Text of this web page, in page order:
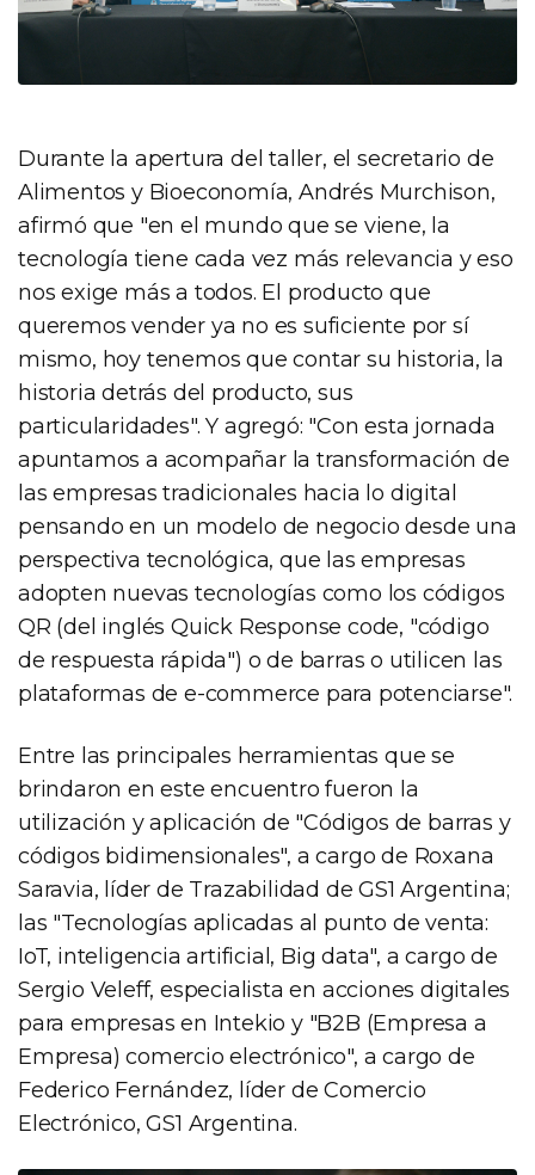
Durante la apertura del taller, el secretario de
Alimentos y Bioeconomía, Andrés Murchison,
afirmó que "en el mundo que se viene, la
tecnología tiene cada vez más relevancia y eso
nos exige más a todos. El producto que
queremos vender ya no es suficiente por sí
mismo, hoy tenemos que contar su historia, la
historia detrás del producto, sus
particularidades". Y agregó: "Con esta jornada
apuntamos a acompañar la transformación de
las empresas tradicionales hacia lo digital
pensando en un modelo de negocio desde una
perspectiva tecnológica, que las empresas
adopten nuevas tecnologías como los códigos
QR (del inglés Quick Response code, "código
de respuesta rápida") o de barras o utilicen las
plataformas de e-commerce para potenciarse".
Entre las principales herramientas que se
brindaron en este encuentro fueron la
utilización y aplicación de "Códigos de barras y
códigos bidimensionales", a cargo de Roxana
Saravia, líder de Trazabilidad de GS1 Argentina;
las "Tecnologías aplicadas al punto de venta:
IoT, inteligencia artificial, Big data", a cargo de
Sergio Veleff, especialista en acciones digitales
para empresas en Intekio y "B2B (Empresa a
Empresa) comercio electrónico", a cargo de
Federico Fernández, líder de Comercio
Electrónico, GS1 Argentina.